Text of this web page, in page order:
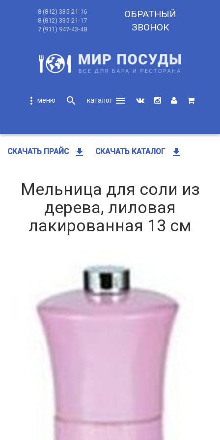
8 (812) 335-21-16
8 (812) 335-21-17
7 (911) 947-43-48
ОБРАТНЫЙ
ЗВОНОК
more_vert search
menu
СКАЧАТЬ ПРАЙС get_app СКАЧАТЬ КАТАЛОГ get_app
Мельница для соли из
дерева, лиловая
лакированная 13 см